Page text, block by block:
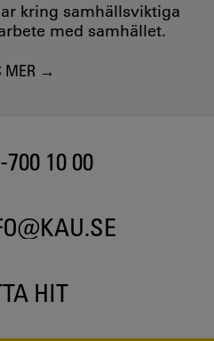
kring samhällsviktiga
med samhället.
MER
700 10 00
HIT